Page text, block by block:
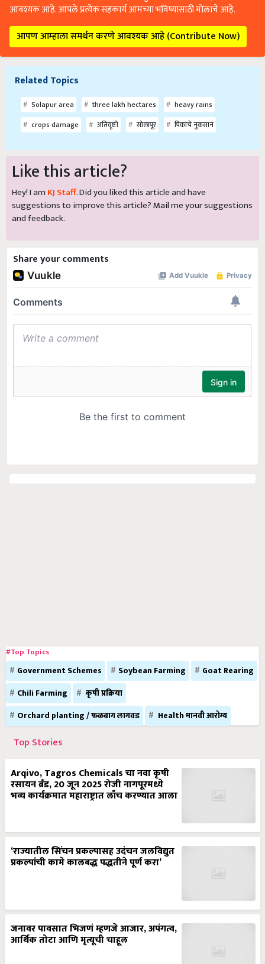
आवश्यक आहे. आपले प्रत्येक सहकार्य आमच्या भविष्यासाठी मोलाचे आहे.
आपण आम्हाला समर्थन करणे आवश्यक आहे (Contribute Now)
Related Topics
Solapur area three lakh hectares
heavy rains
crops damage
अतिवृष्टी सोलापूर पिकांचे नुकसान
Like this article?
Hey! I am KJ Staff. Did you liked this article and have
suggestions to improve this article?Mailme your suggestions
and feedback.
Share your comments
#Top Topics
Government Schemes Soybean Farming
Goat Rearing
Chili Farming
कृषी प्रक्रिया
Orchard planting / फळबाग लागवड
Health मानवी आरोग्य
Top Stories
Arqivo, Tagros Chemicals चा नवा कृषी
रसायन ब्रँड, 20 जून 2025 रोजी नागपूरमध्ये
भव्य कार्यक्रमात महाराष्ट्रात लाँच करण्यात आला
‘राज्यातील सिंचन प्रकल्पासह उदंचन जलविद्युत
प्रकल्पांची कामे कालबद्ध पद्धतीने पूर्ण करा’
जनावर पावसात भिजणं म्हणजे आजार, अपंगत्व,
आर्थिक तोटा आणि मृत्यूची चाहूल